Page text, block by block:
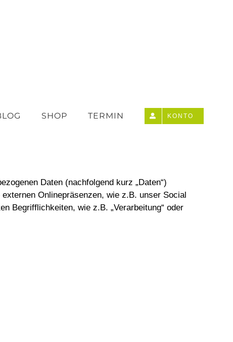
SHOP TERMIN KONTO
Daten (nachfolgend kurz „Daten“)
Onlinepräsenzen, wie z.B. unser Social
Begrifflichkeiten, wie z.B. „Verarbeitung“ oder